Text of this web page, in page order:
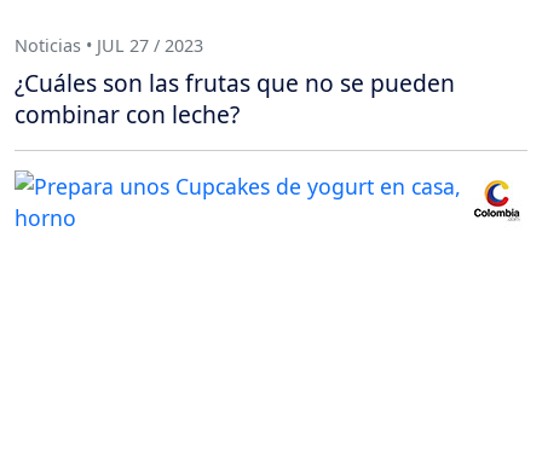
Noticias • JUL 27 / 2023
¿Cuáles son las frutas que no se pueden
combinar con leche?